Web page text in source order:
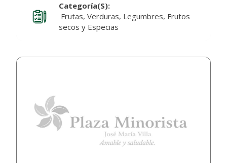
Categoría(s):
Frutas, Verduras, Legumbres, Frutos
secos y Especias